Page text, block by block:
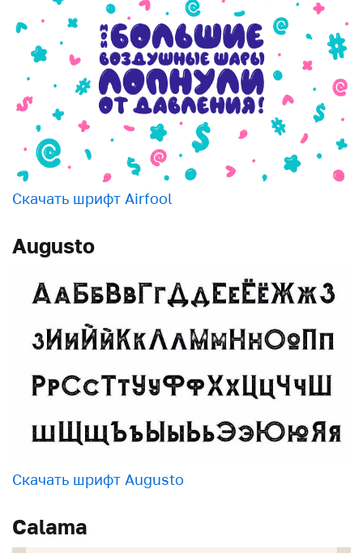
Скачать шрифт Airfool
Augusto
Скачать шрифт Augusto
Calama